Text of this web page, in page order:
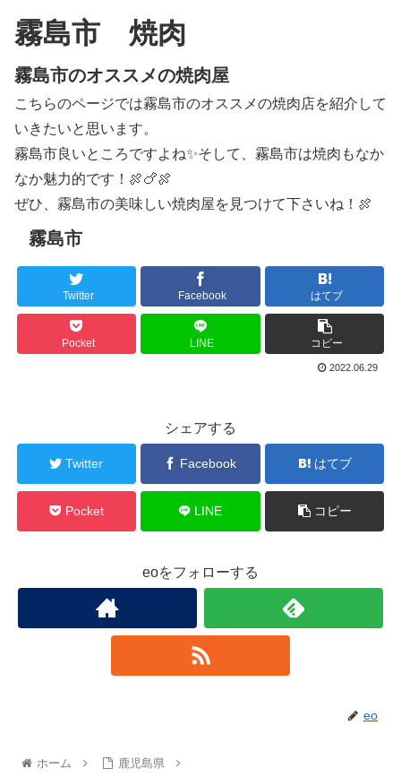
霧島市 焼肉
霧島市のオススメの焼肉屋
こちらのページでは霧島市のオススメの焼肉店を紹介して
いきたいと思います。
霧島市良いところですよね✨そして、霧島市は焼肉もなか
なか魅力的です！🍖🍗🍖
ぜひ、霧島市の美味しい焼肉屋を見つけて下さいね！🍖
霧島市
Twitter Facebook はてブ
Pocket LINE コピー
2022.06.29
シェアする
Twitter Facebook はてブ
Pocket LINE コピー
eoをフォローする
eo
ホーム 鹿児島県